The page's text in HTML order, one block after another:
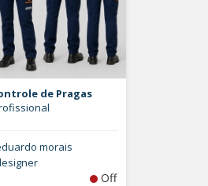
de Pragas
morais
Off